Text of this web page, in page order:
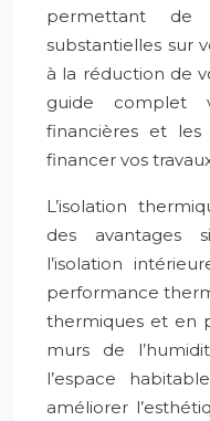
permettant de
substantielles sur
à la réduction de
guide complet
financières et les
financer vos travaux
L’isolation
des avantages
l’isolation
performance
thermiques et en
murs de
l’espace
améliorer